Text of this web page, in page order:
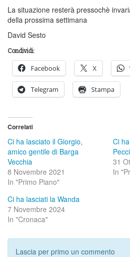
La situazione resterà pressochè
della prossima settimana
David Sesto
Condividi:
Facebook X
Telegram Stampa
Correlati
Ci ha lasciato il Giorgio,
amico gentile di Barga
Vecchia
8 Novembre 2021
In "Primo Piano"
Ci
31
In
Ci ha lasciati la Wanda
7 Novembre 2024
In "Cronaca"
Lascia per primo un commento